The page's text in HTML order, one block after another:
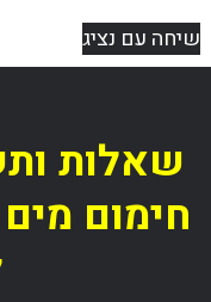
שיחה עם נציג
שאלות
חימום